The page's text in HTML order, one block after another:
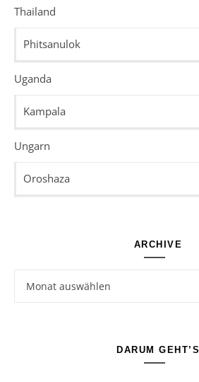
Thailand
Phitsanulok
Uganda
Kampala
Ungarn
Oroshaza
ARCHIVE
DARUM GEHT’S